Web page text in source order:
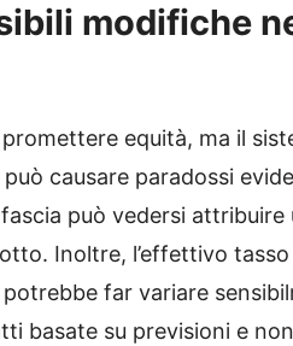
modifiche
equità, ma il
causare paradossi
può vedersi attribuire
Inoltre, l’effettivo
far variare
basate su previsioni e